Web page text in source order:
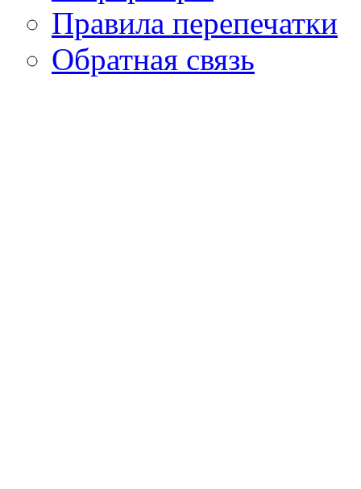
Правила перепечатки
Обратная связь